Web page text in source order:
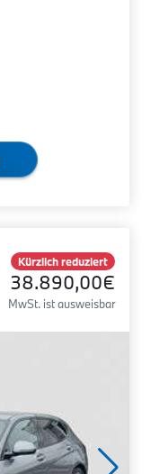
Kürzlich reduziert
38.890,00€
MwSt. ist ausweisbar